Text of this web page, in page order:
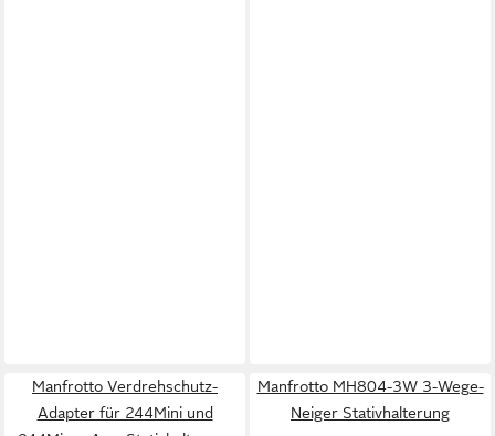
Manfrotto Verdrehschutz-
Adapter für 244Mini und
Manfrotto MH804-3W 3-Wege-
Neiger Stativhalterung